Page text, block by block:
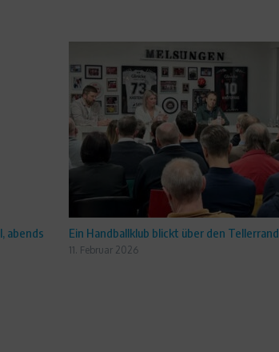
abends
Ein Handballklub blickt über den Tellerrand
11. Februar 2026